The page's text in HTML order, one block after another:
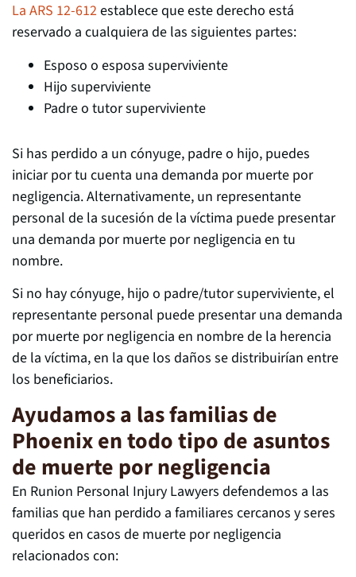
La ARS 12-612establece que este derecho está
reservado a cualquiera de las siguientes partes:
Esposo o esposa superviviente
Hijo superviviente
Padre o tutor superviviente
Si has perdido a un cónyuge, padre o hijo, puedes
iniciar por tu cuenta una demanda por muerte por
negligencia. Alternativamente, un representante
personal de la sucesión de la víctima puede presentar
una demanda por muerte por negligencia en tu
nombre.
Si no hay cónyuge, hijo o padre/tutor superviviente, el
representante personal puede presentar una demanda
por muerte por negligencia en nombre de la herencia
de la víctima, en la que los daños se distribuirían entre
los beneficiarios.
Ayudamos a las familias de
Phoenix en todo tipo de asuntos
de muerte por negligencia
En Runion Personal Injury Lawyers defendemos a las
familias que han perdido a familiares cercanos y seres
queridos en casos de muerte por negligencia
relacionados con: